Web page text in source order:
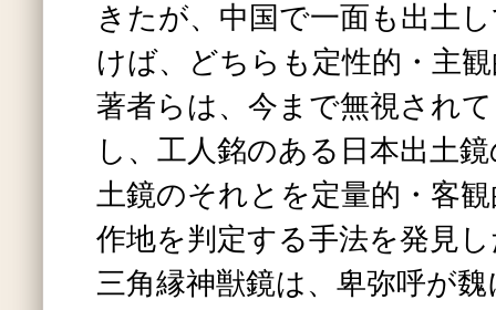
きたが、中国で一面も出土
けば、どちらも定性的・主
著者らは、今まで無視され
し、工人銘のある日本出土
土鏡のそれとを定量的・客
作地を判定する手法を発見
三角縁神獣鏡は、卑弥呼が